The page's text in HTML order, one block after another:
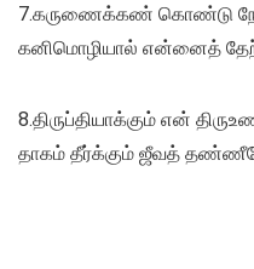
7.கருணைக்கண் கொண்டு
கனிமொழியால் என்னைத்
8.திருப்தியாக்கும் என்
தாகம் தீர்க்கும் ஜீவத்